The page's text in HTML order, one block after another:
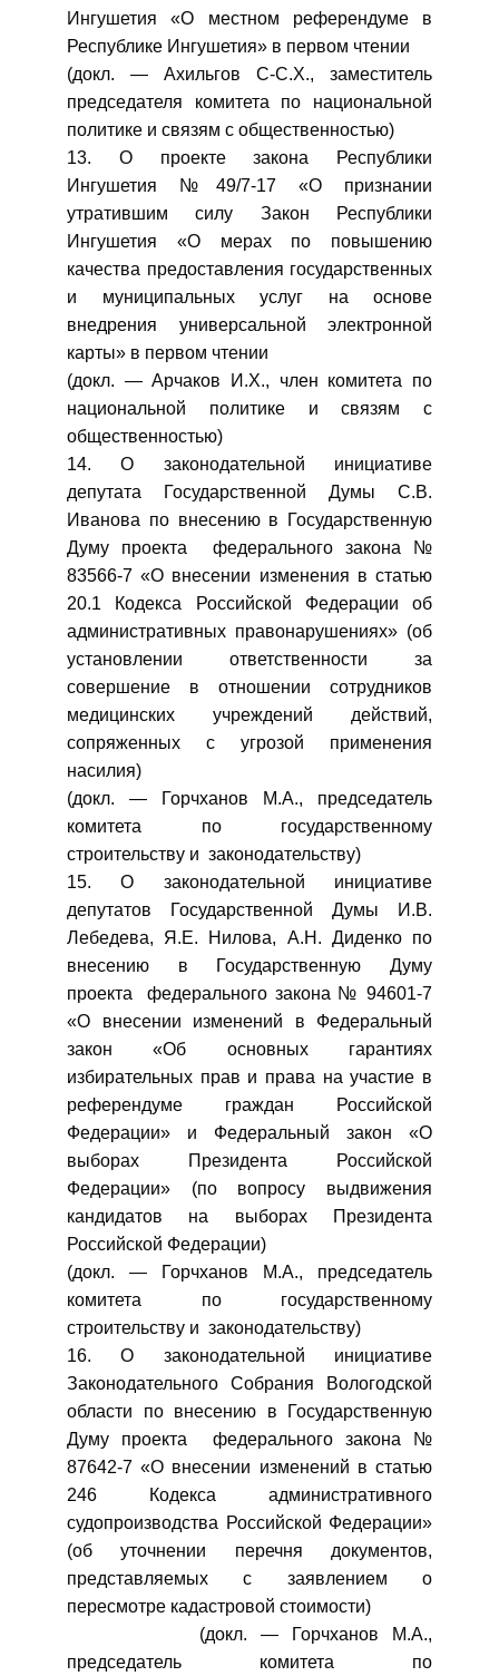
Ингушетия «О местном референдуме в
Республике Ингушетия» в первом чтении
(докл. — Ахильгов С-С.Х., заместитель
председателя комитета по национальной
политике и связям с общественностью)
13. О проекте закона Республики
Ингушетия №49/7-17 «О признании
утратившим силу Закон Республики
Ингушетия «О мерах по повышению
качества предоставления государственных
и муниципальных услуг на основе
внедрения универсальной электронной
карты» в первом чтении
(докл. — Арчаков И.Х., член комитета по
национальной политике и связям с
общественностью)
14. О законодательной инициативе
депутата Государственной Думы С.В.
Иванова по внесению в Государственную
Думу проекта федерального закона №
83566-7 «О внесении изменения в статью
20.1 Кодекса Российской Федерации об
административных правонарушениях» (об
установлении ответственности за
совершение в отношении сотрудников
медицинских учреждений действий,
сопряженных с угрозой применения
насилия)
(докл. — Горчханов М.А., председатель
комитета по государственному
строительству и законодательству)
15. О законодательной инициативе
депутатов Государственной Думы И.В.
Лебедева, Я.Е. Нилова, А.Н. Диденко по
внесению в Государственную Думу
проекта федерального закона № 94601-7
«О внесении изменений в Федеральный
закон «Об основных гарантиях
избирательных прав и права на участие в
референдуме граждан Российской
Федерации» и Федеральный закон «О
выборах Президента Российской
Федерации» (по вопросу выдвижения
кандидатов на выборах Президента
Российской Федерации)
(докл. — Горчханов М.А., председатель
комитета по государственному
строительству и законодательству)
16. О законодательной инициативе
Законодательного Собрания Вологодской
области по внесению в Государственную
Думу проекта федерального закона №
87642-7 «О внесении изменений в статью
246 Кодекса административного
судопроизводства Российской Федерации»
(об уточнении перечня документов,
представляемых с заявлением о
пересмотре кадастровой стоимости)
(докл. — Горчханов М.А.,
председатель комитета по